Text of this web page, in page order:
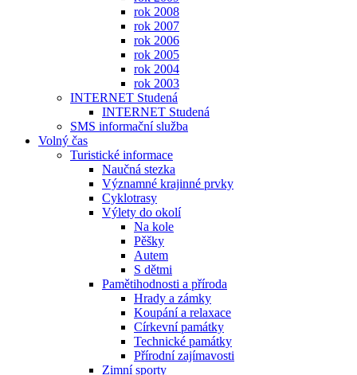
rok 2008
rok 2007
rok 2006
rok 2005
rok 2004
rok 2003
INTERNET Studená
INTERNET Studená
SMS informační služba
Volný čas
Turistické informace
Naučná stezka
Významné krajinné prvky
Cyklotrasy
Výlety do okolí
Na kole
Pěšky
Autem
S dětmi
Pamětihodnosti a příroda
Hrady a zámky
Koupání a relaxace
Církevní památky
Technické památky
Přírodní zajímavosti
Zimní sporty